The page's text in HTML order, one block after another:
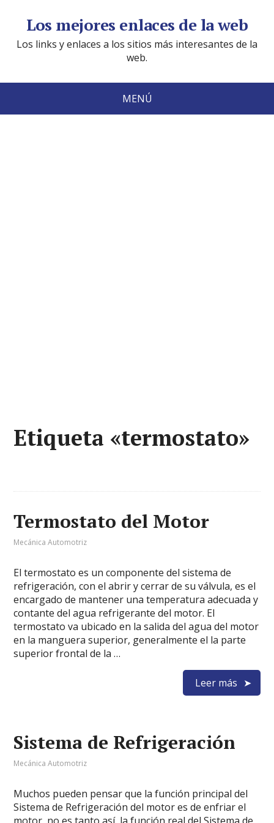
Los mejores enlaces de la web
Los links y enlaces a los sitios más interesantes de la
web.
MENÚ
Etiqueta «termostato»
Termostato del Motor
Mecánica Automotriz
El termostato es un componente del sistema de
refrigeración, con el abrir y cerrar de su válvula, es el
encargado de mantener una temperatura adecuada y
contante del agua refrigerante del motor. El
termostato va ubicado en la salida del agua del motor
en la manguera superior, generalmente el la parte
superior frontal de la …
Leer más
Sistema de Refrigeración
Mecánica Automotriz
Muchos pueden pensar que la función principal del
Sistema de Refrigeración del motor es de enfriar el